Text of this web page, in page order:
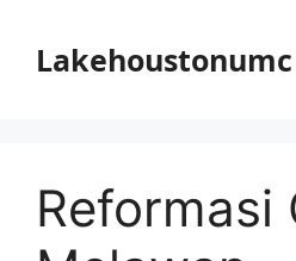
contentLakehoustonumc
Reformasi